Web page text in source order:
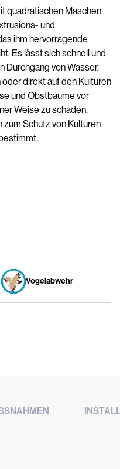
quadratischen Maschen,
und
ihm hervorragende
Es lässt sich schnell und
Durchgang von Wasser,
direkt auf den Kulturen
und Obstbäume vor
Weise zu schaden.
Schutz von Kulturen
Vogelabwehr